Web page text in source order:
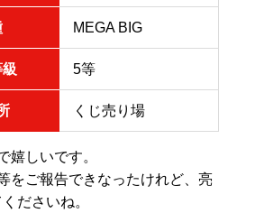
MEGA BIG
5等
くじ売り場
嬉しいです。
をご報告できなったけれど、亮
ださいね。